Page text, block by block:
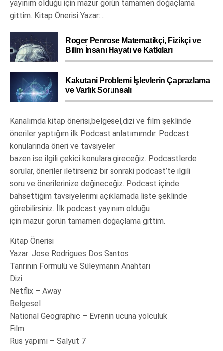
yayınım olduğu için mazur görün tamamen doğaçlama
gittim. Kitap Önerisi Yazar:...
Roger Penrose Matematikçi, Fizikçi ve
Bilim İnsanı Hayatı ve Katkıları
Kakutani Problemi İşlevlerin Çaprazlama
ve Varlık Sorunsalı
Kanalımda kitap önerisi,belgesel,dizi ve film şeklinde
öneriler yaptığım ilk Podcast anlatımımdır. Podcast
konularında öneri ve tavsiyeler
bazen ise ilgili çekici konulara gireceğiz. Podcastlerde
sorular, öneriler iletirseniz bir sonraki podcast’te ilgili
soru ve önerilerinize değineceğiz. Podcast içinde
bahsettiğim tavsiyelerimi açıklamada liste şeklinde
görebilirsiniz. İlk podcast yayınım olduğu
için mazur görün tamamen doğaçlama gittim.
Kitap Önerisi
Yazar: Jose Rodrigues Dos Santos
Tanrının Formulü ve Süleymanın Anahtarı
Dizi
Netflix – Away
Belgesel
National Geographic – Evrenin ucuna yolculuk
Film
Rus yapımı – Salyut 7